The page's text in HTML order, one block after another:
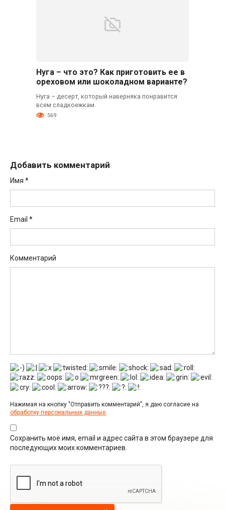
Нуга – что это? Как приготовить ее в
ореховом или шоколадном варианте?
Нуга – десерт, который наверняка понравится
всем сладкоежкам.
569
Добавить комментарий
Имя *
Email *
Комментарий
Нажимая на кнопку "Отправить комментарий", я даю согласие на
обработку персональных данных.
Сохранить моё имя, email и адрес сайта в этом браузере для
последующих моих комментариев.